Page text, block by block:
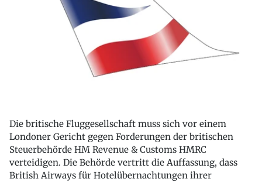
Die britische Fluggesellschaft muss sich vor einem
Londoner Gericht gegen Forderungen der britischen
Steuerbehörde HM Revenue & Customs HMRC
verteidigen. Die Behörde vertritt die Auffassung, dass
British Airways für Hotelübernachtungen ihrer